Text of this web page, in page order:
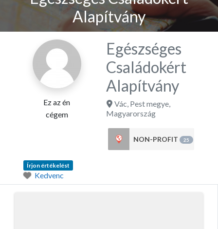
Alapítvány
Ez az én
cégem
Egészséges
Családokért
Alapítvány
Vác, Pest megye,
Magyarország
NON-PROFIT 25
Írjon értékelést
Kedvenc